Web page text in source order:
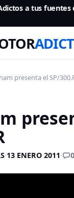
a tus fuentes
presenta el SP/
·13 ENERO 2011· 0